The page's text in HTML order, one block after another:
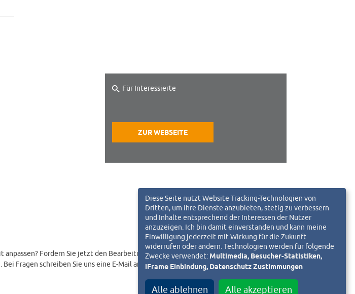
Für Interessierte
ZUR WEBSEITE
Fordern Sie jetzt den Bearbeitungslink an.
Fragen schreiben Sie uns eine E-Mail an
Diese Seite nutzt Website Tracking-Technologien von
Dritten, um ihre Dienste anzubieten, stetig zu verbessern
und Inhalte entsprechend der Interessen der Nutzer
anzuzeigen. Ich bin damit einverstanden und kann meine
Einwilligung jederzeit mit Wirkung für die Zukunft
widerrufen oder ändern. Technologien werden für folgende
Zwecke verwendet:Multimedia, Besucher-Statistiken,
iFrame Einbindung, Datenschutz Zustimmungen
Alle ablehnen Alle akzeptieren